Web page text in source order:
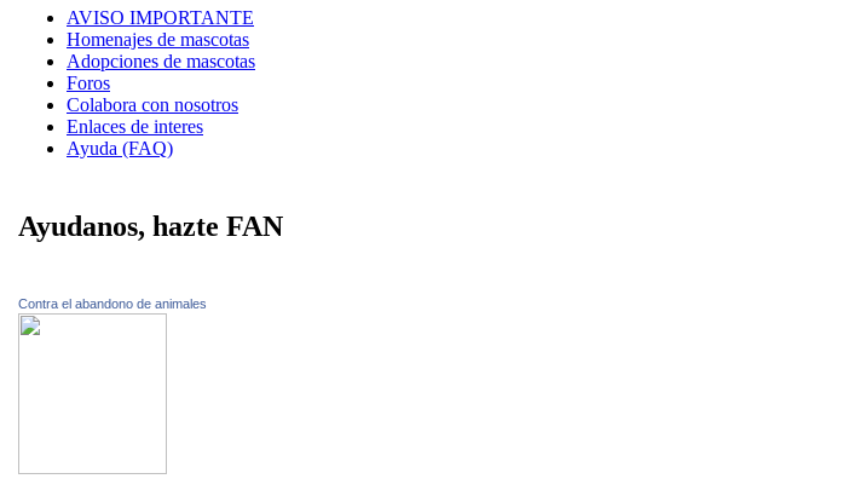
AVISO IMPORTANTE
Homenajes de mascotas
Adopciones de mascotas
Foros
Colabora con nosotros
Enlaces de interes
Ayuda (FAQ)
Ayudanos, hazte FAN
Contra el abandono de animales